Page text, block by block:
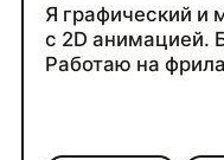
Я графический и
с 2D анимацией.
Работаю на